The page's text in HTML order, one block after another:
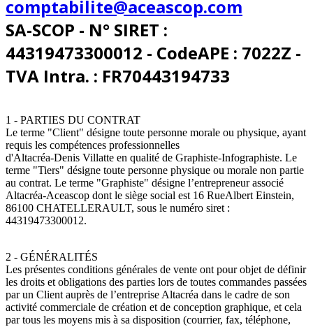
comptabilite@aceascop.com
SA-SCOP - N° SIRET :
44319473300012 - CodeAPE : 7022Z -
TVA Intra. : FR70443194733
1 - PARTIES DU CONTRAT
Le terme "Client" désigne toute personne morale ou physique, ayant
requis les compétences professionnelles
d'Altacréa-Denis Villatte en qualité de Graphiste-Infographiste. Le
terme "Tiers" désigne toute personne physique ou morale non partie
au contrat. Le terme "Graphiste" désigne l’entrepreneur associé
Altacréa-Aceascop dont le siège social est 16 RueAlbert Einstein,
86100 CHATELLERAULT, sous le numéro siret :
44319473300012.
2 - GÉNÉRALITÉS
Les présentes conditions générales de vente ont pour objet de définir
les droits et obligations des parties lors de toutes commandes passées
par un Client auprès de l’entreprise Altacréa dans le cadre de son
activité commerciale de création et de conception graphique, et cela
par tous les moyens mis à sa disposition (courrier, fax, téléphone,